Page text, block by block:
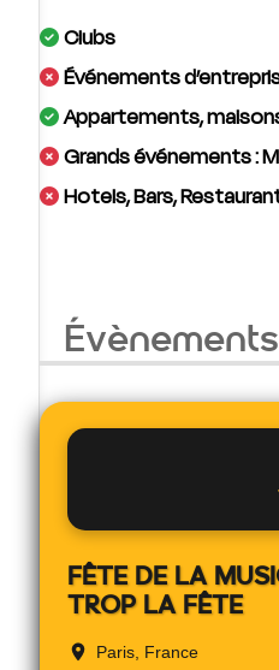
Clubs
Événements
Appartements,
Grands événements :
Hotels, Bars,
FÊTE DE LA
TROP LA FÊTE
Paris, France